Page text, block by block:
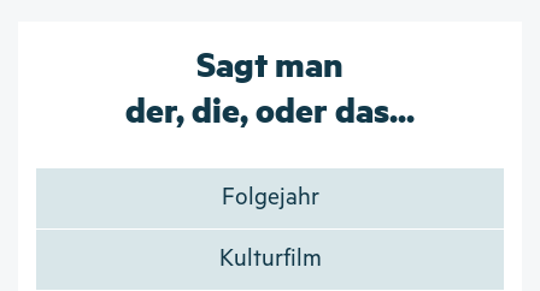
Sagt man
der, die, oder das...
Folgejahr
Kulturfilm